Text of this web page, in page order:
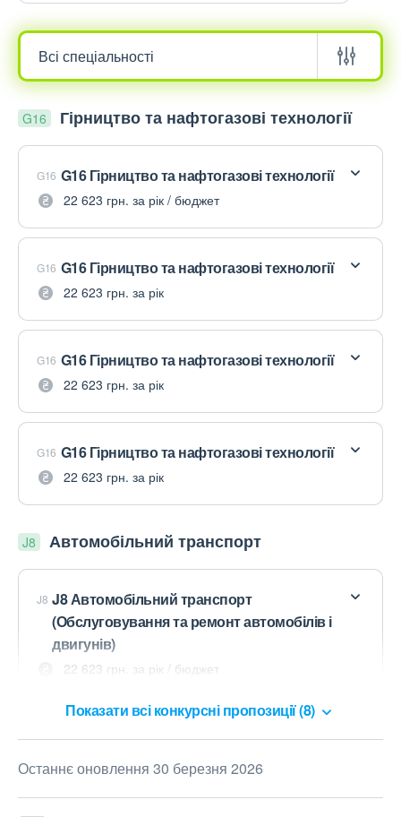
G16 Гірництво та нафтогазові технології
G16 G16 Гірництво та нафтогазові технології
22 623 грн. за рік / бюджет
G16 G16 Гірництво та нафтогазові технології
22 623 грн. за рік
G16 G16 Гірництво та нафтогазові технології
22 623 грн. за рік
G16 G16 Гірництво та нафтогазові технології
22 623 грн. за рік
J8 Автомобільний транспорт
J8 J8 Автомобільний транспорт
(Обслуговування та ремонт автомобілів і
двигунів)
22 623 грн. за рік / бюджет
Показати всі конкурсні пропозиції (8)
Останнє оновлення 30 березня 2026